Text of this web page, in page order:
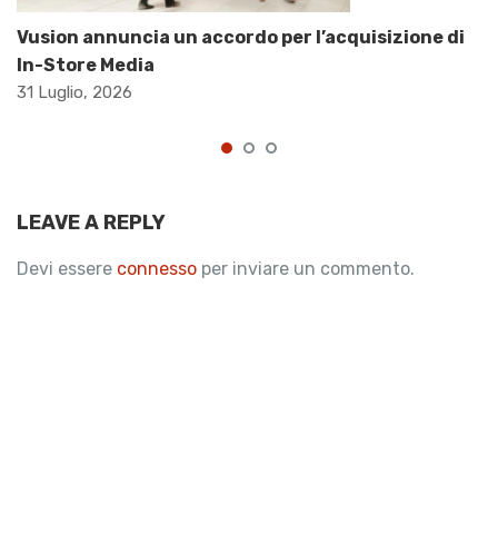
Vusion annuncia un accordo per l’acquisizione di
In-Store Media
31 Luglio, 2026
LEAVE A REPLY
Devi essere connesso per inviare un commento.